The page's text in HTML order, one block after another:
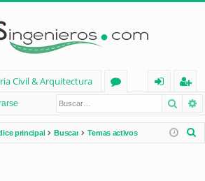
Civil & Arquitectura
os
nt
ifi
eg
ist
ra
principal Buscar Temas activos